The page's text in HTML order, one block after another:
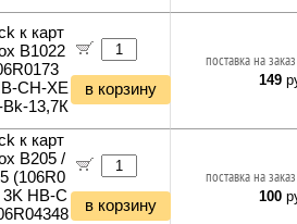
к карт
B1022
CH-XE
Bk-13,7К
в корзину
поставка на
149
к карт
B205 /
(106R0
HB-C
в корзину
поставка на
100